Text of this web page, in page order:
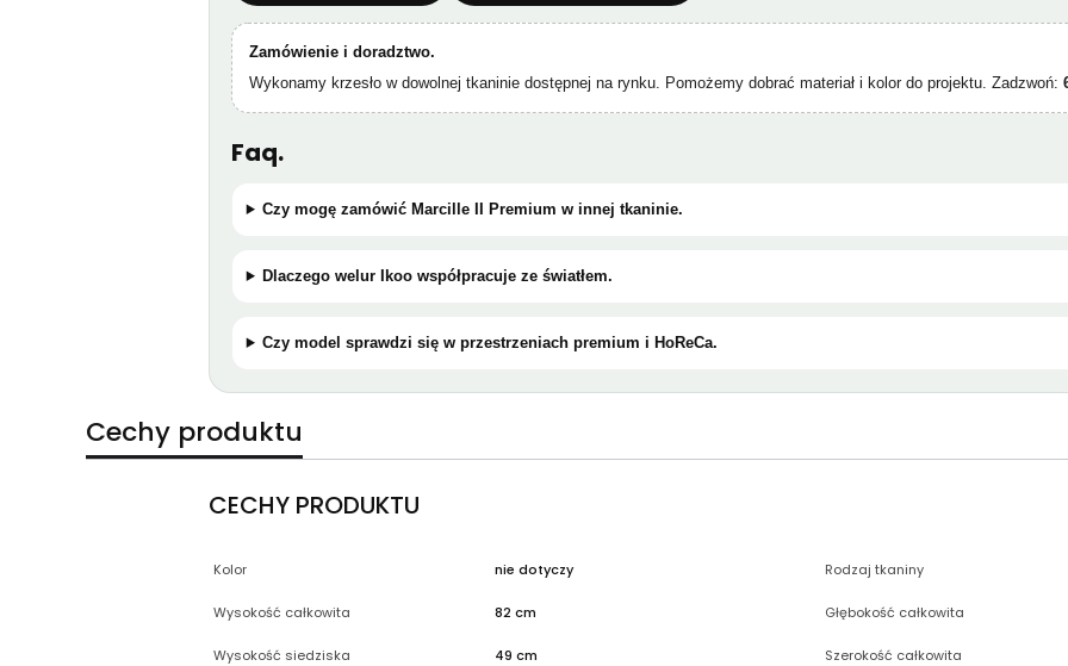
Zamówienie i doradztwo.
Wykonamy krzesło w dowolnej tkaninie dostępnej na rynku. Pomożemy dobrać materiał i kolor do projektu. Zadzwoń:
Faq.
Czy mogę zamówić Marcille II Premium w innej tkaninie.
Dlaczego welur Ikoo współpracuje ze światłem.
Czy model sprawdzi się w przestrzeniach premium i HoReCa.
Cechy produktu
CECHY PRODUKTU
Kolor nie dotyczy Rodzaj tkaniny
Wysokość całkowita 82 cm Głębokość całkowita
Wysokość siedziska 49 cm Szerokość całkowita